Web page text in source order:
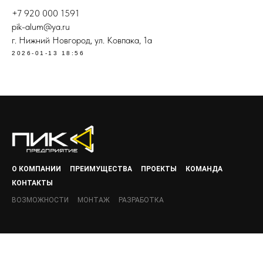
+7 920 000 1591
pik-alum@ya.ru
г. Нижний Новгород, ул. Ковпака, 1а
2026-01-13 18:56
О КОМПАНИИ ПРЕИМУЩЕСТВА ПРОЕКТЫ
КОМАНДА
КОНТАКТЫ
ВОЗМОЖНОСТИ МОНТАЖ РАЗРАБОТКА